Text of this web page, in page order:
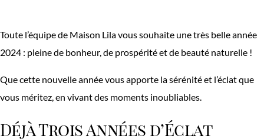
Toute l’équipe de Maison Lila vous souhaite une très belle année
2024 : pleine de bonheur, de prospérité et de beauté naturelle !
Que cette nouvelle année vous apporte la sérénité et l’éclat que
vous méritez, en vivant des moments inoubliables.
Déjà Trois Années d’Éclat